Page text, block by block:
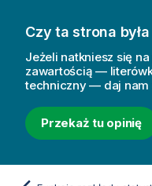
Czy ta strona
Jeżeli natkniesz się
zawartością —
techniczny — daj nam
Przekaż tu opinię